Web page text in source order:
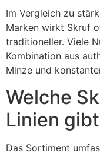
Im Vergleich zu
Marken wirkt Skruf
traditioneller. Viele
Kombination aus
Minze und
Welche
Linien
Das Sortiment